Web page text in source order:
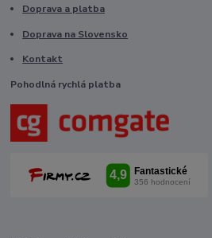
Doprava a platba
Doprava na Slovensko
Kontakt
Pohodlná rychlá platba